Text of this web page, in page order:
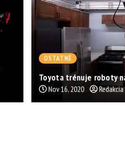
OSTATNÉ
Toyota trénuje roboty
Nov 16, 2020